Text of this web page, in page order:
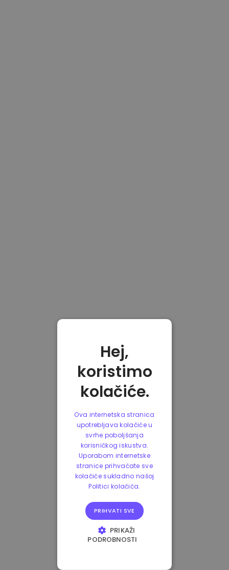
Hej,
koristimo
kolačiće.
Ova internetska stranica
upotrebljava kolačiće u
svrhe poboljšanja
korisničkog iskustva.
Uporabom internetske
stranice prihvaćate sve
kolačiće sukladno našoj
Politici kolačića.
PRIHVATI SVE
PRIKAŽI
PODROBNOSTI